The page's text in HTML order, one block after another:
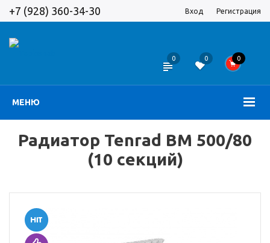
+7 (928) 360-34-30 Вход Регистрация
МЕНЮ
0 0 0
Радиатор Tenrad BM 500/80
(10 секций)